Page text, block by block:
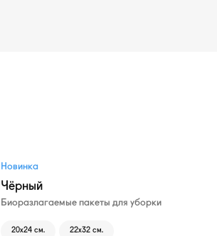
Новинка
Чёрный
Биоразлагаемые пакеты для уборки
20х24 см. 22х32 см.